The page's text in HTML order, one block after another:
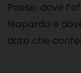
Paese, dove
leopardo e
dato che